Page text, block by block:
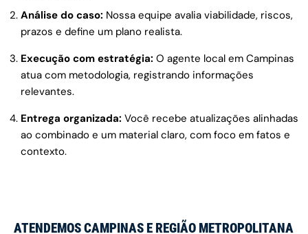
Análise do caso: Nossa equipe avalia viabilidade, riscos,
prazos e define um plano realista.
Execução com estratégia: O agente local em Campinas
atua com metodologia, registrando informações
relevantes.
Entrega organizada: Você recebe atualizações alinhadas
ao combinado e um material claro, com foco em fatos e
contexto.
ATENDEMOS CAMPINAS E REGIÃO METROPOLITANA